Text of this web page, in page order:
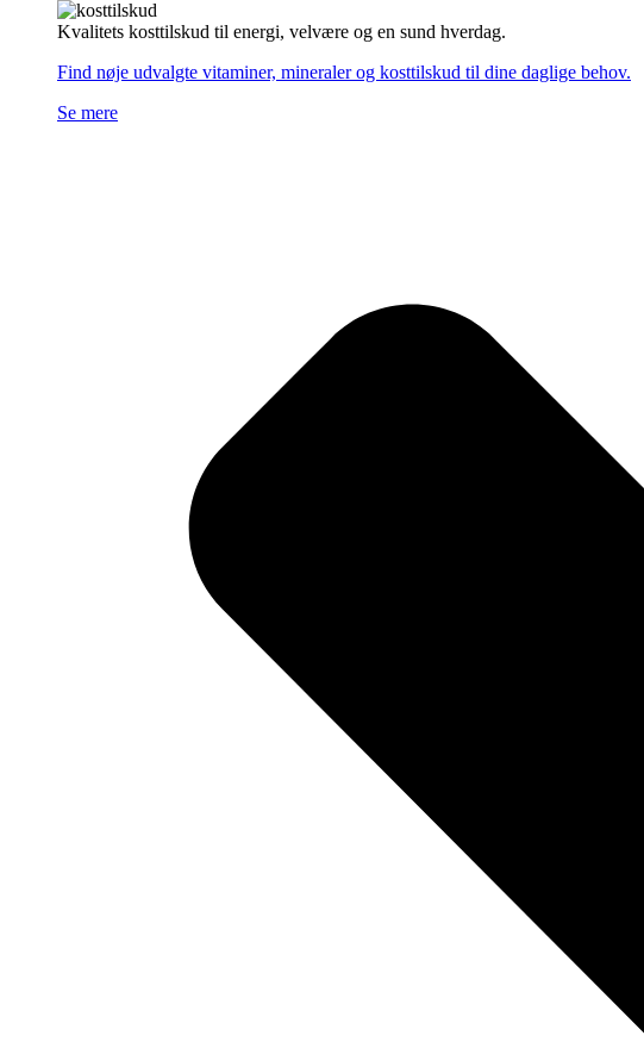
Kvalitets kosttilskud til energi, velvære og en sund hverdag.
Find nøje udvalgte vitaminer, mineraler og kosttilskud til dine daglige behov.
Se mere